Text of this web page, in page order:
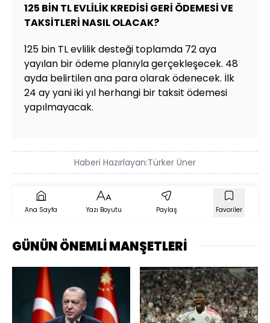
125 BİN TL EVLİLİK KREDİSİ GERİ ÖDEMESİ VE
TAKSİTLERİ NASIL OLACAK?
125 bin TL evlilik desteği toplamda 72 aya
yayılan bir ödeme planıyla gerçekleşecek. 48
ayda belirtilen ana para olarak ödenecek. İlk
24 ay yani iki yıl herhangi bir taksit ödemesi
yapılmayacak.
Haberi Hazırlayan:Türker Üner
Ana Sayfa Yazı Boyutu Paylaş Favoriler
GÜNÜN ÖNEMLİ MANŞETLERİ